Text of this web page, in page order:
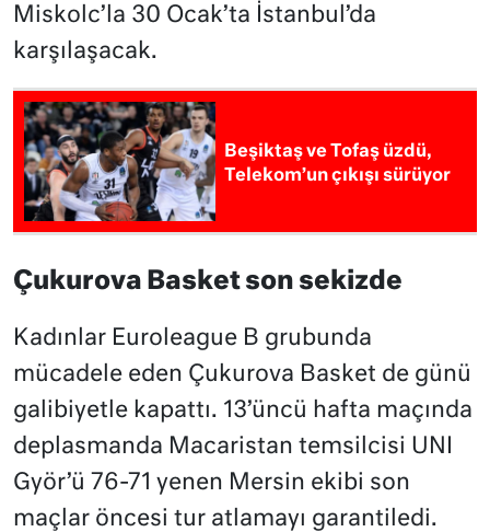
Miskolc’la 30 Ocak’ta İstanbul’da
karşılaşacak.
Beşiktaş ve Tofaş üzdü,
Telekom’un çıkışı sürüyor
Çukurova Basket son sekizde
Kadınlar Euroleague B grubunda
mücadele eden Çukurova Basket de günü
galibiyetle kapattı. 13’üncü hafta maçında
deplasmanda Macaristan temsilcisi UNI
Györ’ü 76-71 yenen Mersin ekibi son
maçlar öncesi tur atlamayı garantiledi.